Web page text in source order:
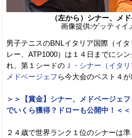
（左から）シナー、メ
画像提供:ゲッティイ
男子テニスのBNLイタリア国際（イ
レー、ATP1000）は１４日までにシ
れ、第１シードの Ｊ・シナー（イタリ
メドベージェフ ら今大会のベスト４が
＞＞【賞金】シナー、メドベージェ
でいくら獲得？ドローも公開中！＜＜
２４歳で世界ランク１位のシナーは